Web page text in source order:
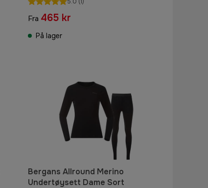
5.0 (1)
Fra 465 kr
På lager
Bergans Allround Merino
Undertøysett Dame Sort